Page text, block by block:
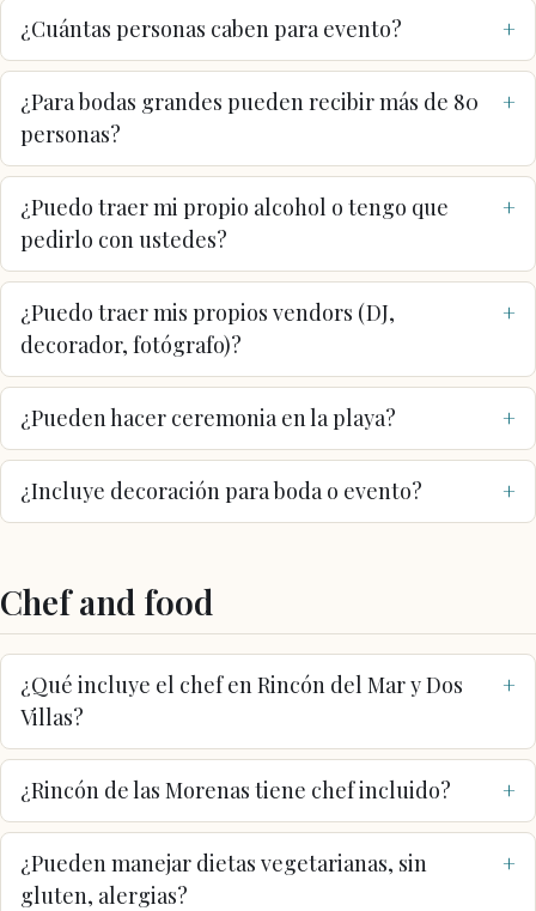
¿Cuántas personas caben para evento?
¿Para bodas grandes pueden recibir más de 80
personas?
¿Puedo traer mi propio alcohol o tengo que
pedirlo con ustedes?
¿Puedo traer mis propios vendors (DJ,
decorador, fotógrafo)?
¿Pueden hacer ceremonia en la playa?
¿Incluye decoración para boda o evento?
Chef and food
¿Qué incluye el chef en Rincón del Mar y Dos
Villas?
¿Rincón de las Morenas tiene chef incluido?
¿Pueden manejar dietas vegetarianas, sin
gluten, alergias?